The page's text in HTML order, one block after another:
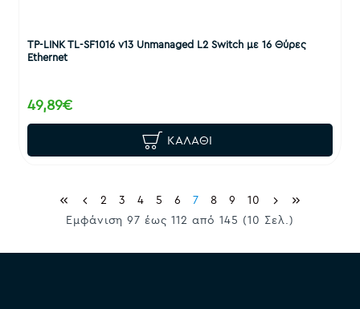
TP-LINK TL-SF1016 v13 Unmanaged L2 Switch με 16 Θύρες
Ethernet
49,89€
ΚΑΛΆΘΙ
2 3 4 5 6 7 8 9
10
Εμφάνιση 97 έως 112 από 145 (10 Σελ.)